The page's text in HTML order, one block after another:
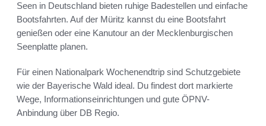
Seen in Deutschland bieten ruhige Badestellen und einfache
Bootsfahrten. Auf der Müritz kannst du eine Bootsfahrt
genießen oder eine Kanutour an der Mecklenburgischen
Seenplatte planen.
Für einen Nationalpark Wochenendtrip sind Schutzgebiete
wie der Bayerische Wald ideal. Du findest dort markierte
Wege, Informationseinrichtungen und gute ÖPNV-
Anbindung über DB Regio.